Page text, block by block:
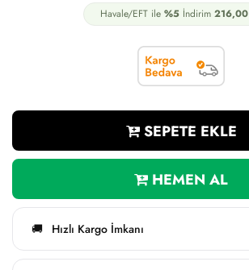
Havale/EFT ile %5 İndirim 216,00
SEPETE EKLE
HEMEN AL
🚚 Hızlı Kargo İmkanı